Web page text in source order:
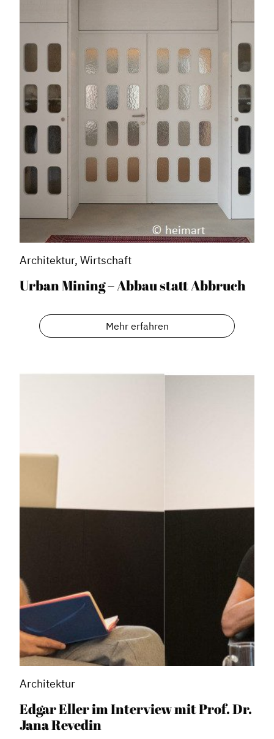
Architektur, Wirtschaft
Urban Mining – Abbau statt Abbruch
Mehr erfahren
Architektur
Edgar Eller im Interview mit Prof. Dr.
Jana Revedin